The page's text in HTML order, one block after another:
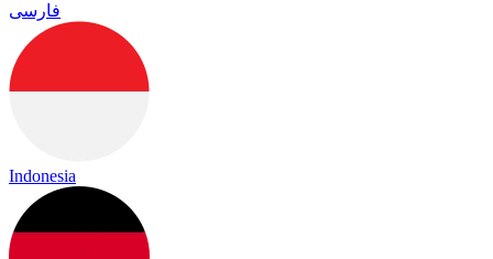
فارسی
Indonesia